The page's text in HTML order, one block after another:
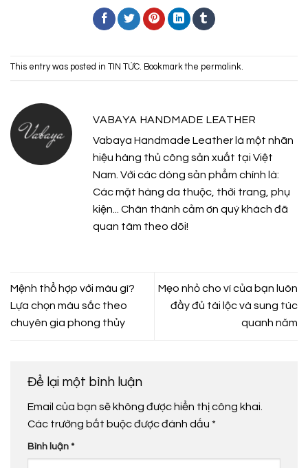
This entry was posted in TIN TỨC. Bookmark the permalink.
VABAYA HANDMADE LEATHER
Vabaya Handmade Leather là một nhãn
hiệu hàng thủ công sản xuất tại Việt
Nam. Với các dòng sản phẩm chính là:
Các mặt hàng da thuộc, thời trang, phụ
kiện... Chân thành cảm ơn quý khách đã
quan tâm theo dõi!
Mệnh thổ hợp với màu gì?
Lựa chọn màu sắc theo
chuyên gia phong thủy
Mẹo nhỏ cho ví của bạn luôn
đầy đủ tài lộc và sung túc
quanh năm
Để lại một bình luận
Email của bạn sẽ không được hiển thị công khai.
Các trường bắt buộc được đánh dấu *
Bình luận *